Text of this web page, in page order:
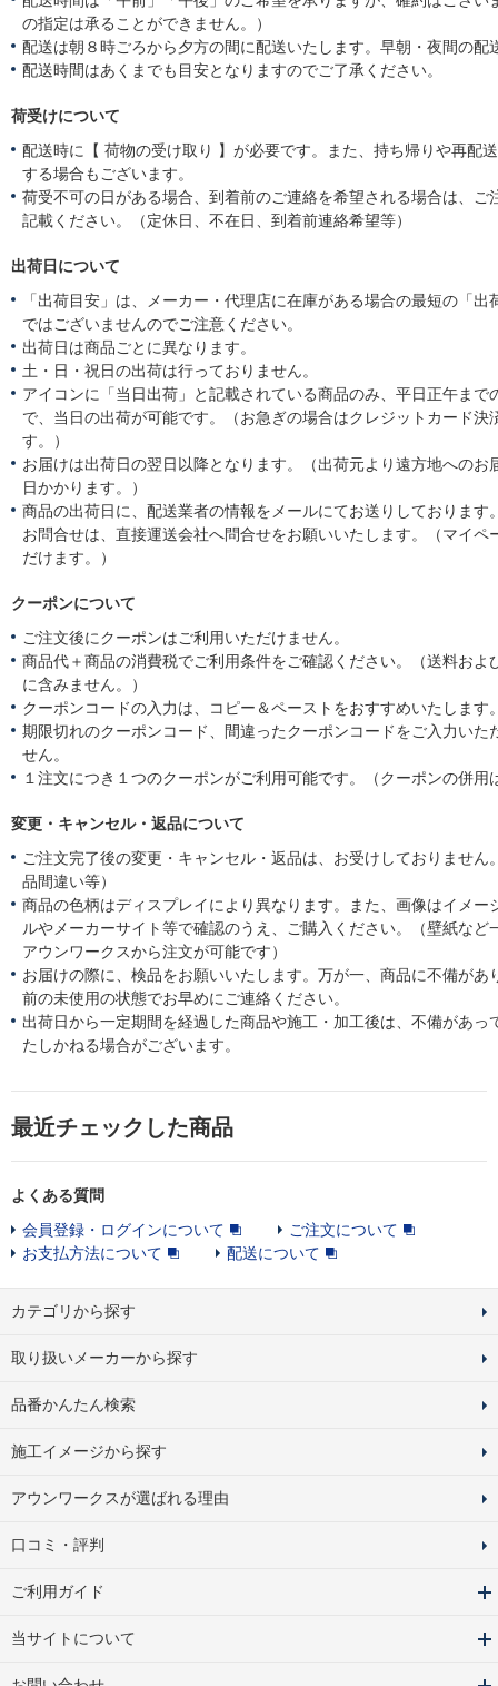
の指定は承ることができません。）
配送は朝８時ごろから夕方の間に配送いたします。早朝・夜間の配
配送時間はあくまでも目安となりますのでご了承ください。
荷受けについて
配送時に【 荷物の受け取り 】が必要です。また、持ち帰りや再配
する場合もございます。
荷受不可の日がある場合、到着前のご連絡を希望される場合は、ご
記載ください。（定休日、不在日、到着前連絡希望等）
出荷日について
「出荷目安」は、メーカー・代理店に在庫がある場合の最短の「出
ではございませんのでご注意ください。
出荷日は商品ごとに異なります。
土・日・祝日の出荷は行っておりません。
アイコンに「当日出荷」と記載されている商品のみ、平日正午まで
で、当日の出荷が可能です。（お急ぎの場合はクレジットカード決
す。）
お届けは出荷日の翌日以降となります。（出荷元より遠方地へのお
日かかります。）
商品の出荷日に、配送業者の情報をメールにてお送りしております
お問合せは、直接運送会社へ問合せをお願いいたします。（マイペ
だけます。）
クーポンについて
ご注文後にクーポンはご利用いただけません。
商品代＋商品の消費税でご利用条件をご確認ください。（送料およ
に含みません。）
クーポンコードの入力は、コピー＆ペーストをおすすめいたします
期限切れのクーポンコード、間違ったクーポンコードをご入力いた
せん。
１注文につき１つのクーポンがご利用可能です。（クーポンの併用
変更・キャンセル・返品について
ご注文完了後の変更・キャンセル・返品は、お受けしておりません
品間違い等）
商品の色柄はディスプレイにより異なります。また、画像はイメー
ルやメーカーサイト等で確認のうえ、ご購入ください。（壁紙など
アウンワークスから注文が可能です）
お届けの際に、検品をお願いいたします。万が一、商品に不備があ
前の未使用の状態でお早めにご連絡ください。
出荷日から一定期間を経過した商品や施工・加工後は、不備があっ
たしかねる場合がございます。
最近チェックした商品
よくある質問
会員登録・ログインについて
ご注文について
お支払方法について
配送について
カテゴリから探す
取り扱いメーカーから探す
品番かんたん検索
施工イメージから探す
アウンワークスが選ばれる理由
口コミ・評判
ご利用ガイド
当サイトについて